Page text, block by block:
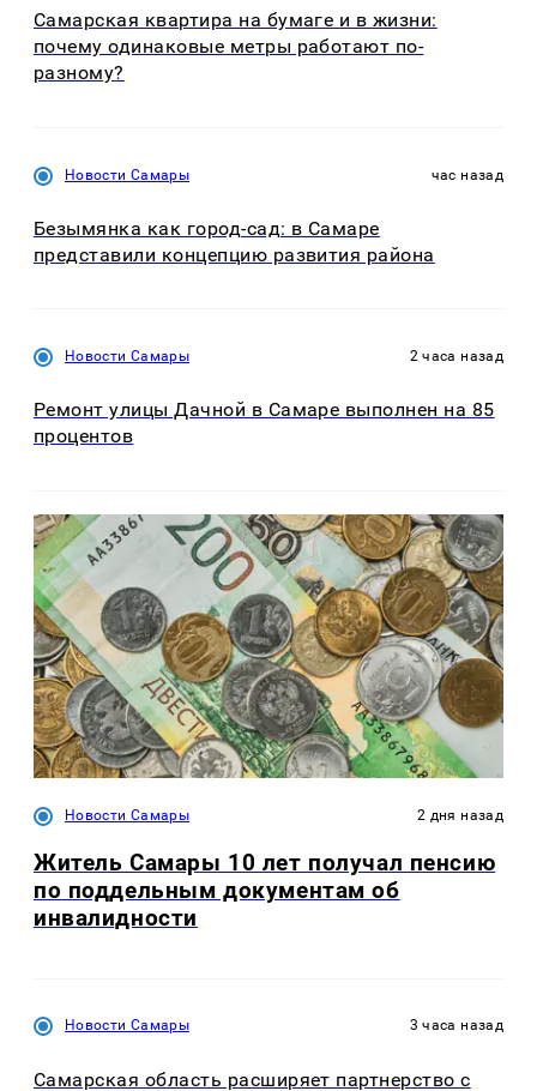
Самарская квартира на бумаге и в жизни:
почему одинаковые метры работают по-
разному?
Новости Самары час назад
Безымянка как город-сад: в Самаре
представили концепцию развития района
Новости Самары 2 часа назад
Ремонт улицы Дачной в Самаре выполнен на 85
процентов
Новости Самары 2 дня назад
Житель Самары 10 лет получал пенсию
по поддельным документам об
инвалидности
Новости Самары 3 часа назад
Самарская область расширяет партнерство с